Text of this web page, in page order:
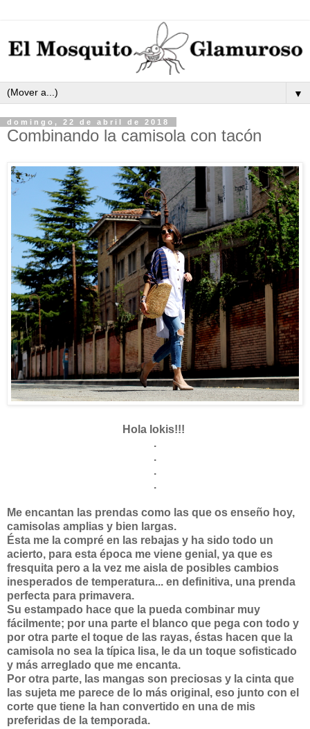
▼
domingo, 22 de abril de 2018
Combinando la camisola con tacón
Hola lokis!!!
.
.
.
.
Me encantan las prendas como las que os enseño hoy,
camisolas amplias y bien largas.
Ésta me la compré en las rebajas y ha sido todo un
acierto, para esta época me viene genial, ya que es
fresquita pero a la vez me aisla de posibles cambios
inesperados de temperatura... en definitiva, una prenda
perfecta para primavera.
Su estampado hace que la pueda combinar muy
fácilmente; por una parte el blanco que pega con todo y
por otra parte el toque de las rayas, éstas hacen que la
camisola no sea la típica lisa, le da un toque sofisticado
y más arreglado que me encanta.
Por otra parte, las mangas son preciosas y la cinta que
las sujeta me parece de lo más original, eso junto con el
corte que tiene la han convertido en una de mis
preferidas de la temporada.